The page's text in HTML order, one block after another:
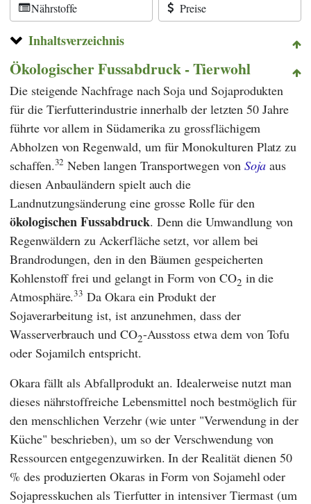
Nährstoffe
Preise
Inhaltsverzeichnis
Ökologischer Fussabdruck - Tierwohl
Die steigende Nachfrage nach Soja und Sojaprodukten
für die Tierfutterindustrie innerhalb der letzten 50 Jahre
führte vor allem in Südamerika zu grossflächigem
Abholzen von Regenwald, um für Monokulturen Platz zu
schaffen.32 Neben langen Transportwegen von Soja aus
diesen Anbauländern spielt auch die
Landnutzungsänderung eine grosse Rolle für den
ökologischen Fussabdruck. Denn die Umwandlung von
Regenwäldern zu Ackerfläche setzt, vor allem bei
Brandrodungen, den in den Bäumen gespeicherten
Kohlenstoff frei und gelangt in Form von CO2 in die
Atmosphäre.33 Da Okara ein Produkt der
Sojaverarbeitung ist, ist anzunehmen, dass der
Wasserverbrauch und CO2-Ausstoss etwa dem von Tofu
oder Sojamilch entspricht.
Okara fällt als Abfallprodukt an. Idealerweise nutzt man
dieses nährstoffreiche Lebensmittel noch bestmöglich für
den menschlichen Verzehr (wie unter "Verwendung in der
Küche" beschrieben), um so der Verschwendung von
Ressourcen entgegenzuwirken. In der Realität dienen 50
% des produzierten Okaras in Form von Sojamehl oder
Sojapresskuchen als Tierfutter in intensiver Tiermast (um